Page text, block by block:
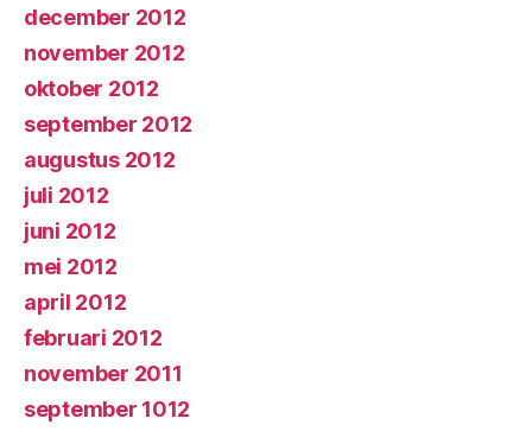
december 2012
november 2012
oktober 2012
september 2012
augustus 2012
juli 2012
juni 2012
mei 2012
april 2012
februari 2012
november 2011
september 1012